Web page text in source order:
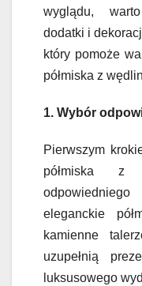
wyglądu,
dodatki i
który pomoże
półmiska z
1. Wybór
Pierwszym
półmiska z
eleganckie
kamienne
uzupełnią
luksusowego